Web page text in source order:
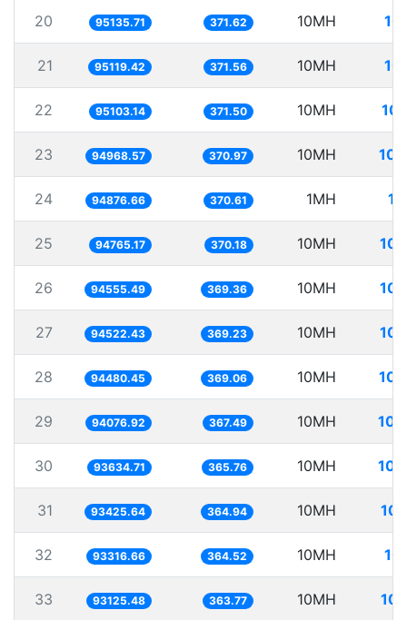
20 95135.71 371.62 10MH
21 95119.42 371.56 10MH
22 95103.14 371.50 10MH
23 94968.57 370.97 10MH
24 94876.66 370.61 1MH
25 94765.17 370.18 10MH
26 94555.49 369.36 10MH
27 94522.43 369.23 10MH
28 94480.45 369.06 10MH
29 94076.92 367.49 10MH
30 93634.71 365.76 10MH
31 93425.64 364.94 10MH
32 93316.66 364.52 10MH
33 93125.48 363.77 10MH